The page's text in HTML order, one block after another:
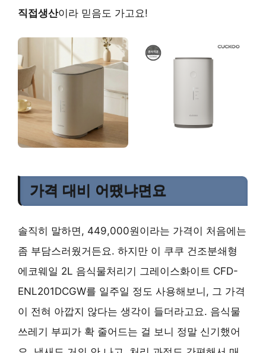
직접생산이라 믿음도 가고요!
가격 대비 어땠냐면요
솔직히 말하면, 449,000원이라는 가격이 처음에는
좀 부담스러웠거든요. 하지만 이 쿠쿠 건조분쇄형
에코웨일 2L 음식물처리기 그레이스화이트 CFD-
ENL201DCGW를 일주일 정도 사용해보니, 그 가격
이 전혀 아깝지 않다는 생각이 들더라고요. 음식물
쓰레기 부피가 확 줄어드는 걸 보니 정말 신기했어